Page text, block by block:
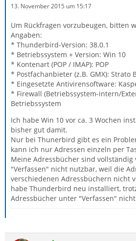
13. November 2015 um 15:17
Um Rückfragen vorzubeugen, bitten
Angaben:
* Thunderbird-Version: 38.0.1
* Betriebssystem + Version: Win 10
* Kontenart (POP / IMAP): POP
* Postfachanbieter (z.B. GMX): Strato
* Eingesetzte Antivirensoftware:
* Firewall (Betriebssystem-intern/
Betriebssystem
Ich habe Win 10 vor ca. 3 Wochen
bisher gut damit.
Nur bei Thunerbird gibt es ein
kann ich nur Adressen einzeln per
Meine Adressbücher sind
"Verfassen" nicht nutzbar, weil die
verschiedenen Adressbüchern nicht
habe Thunderbird neu installiert,
Adressbücher unter "Verfassen"